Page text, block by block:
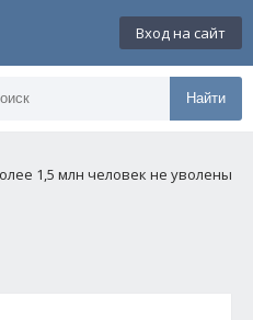
Вход на сайт
Найти
1,5 млн человек не уволены